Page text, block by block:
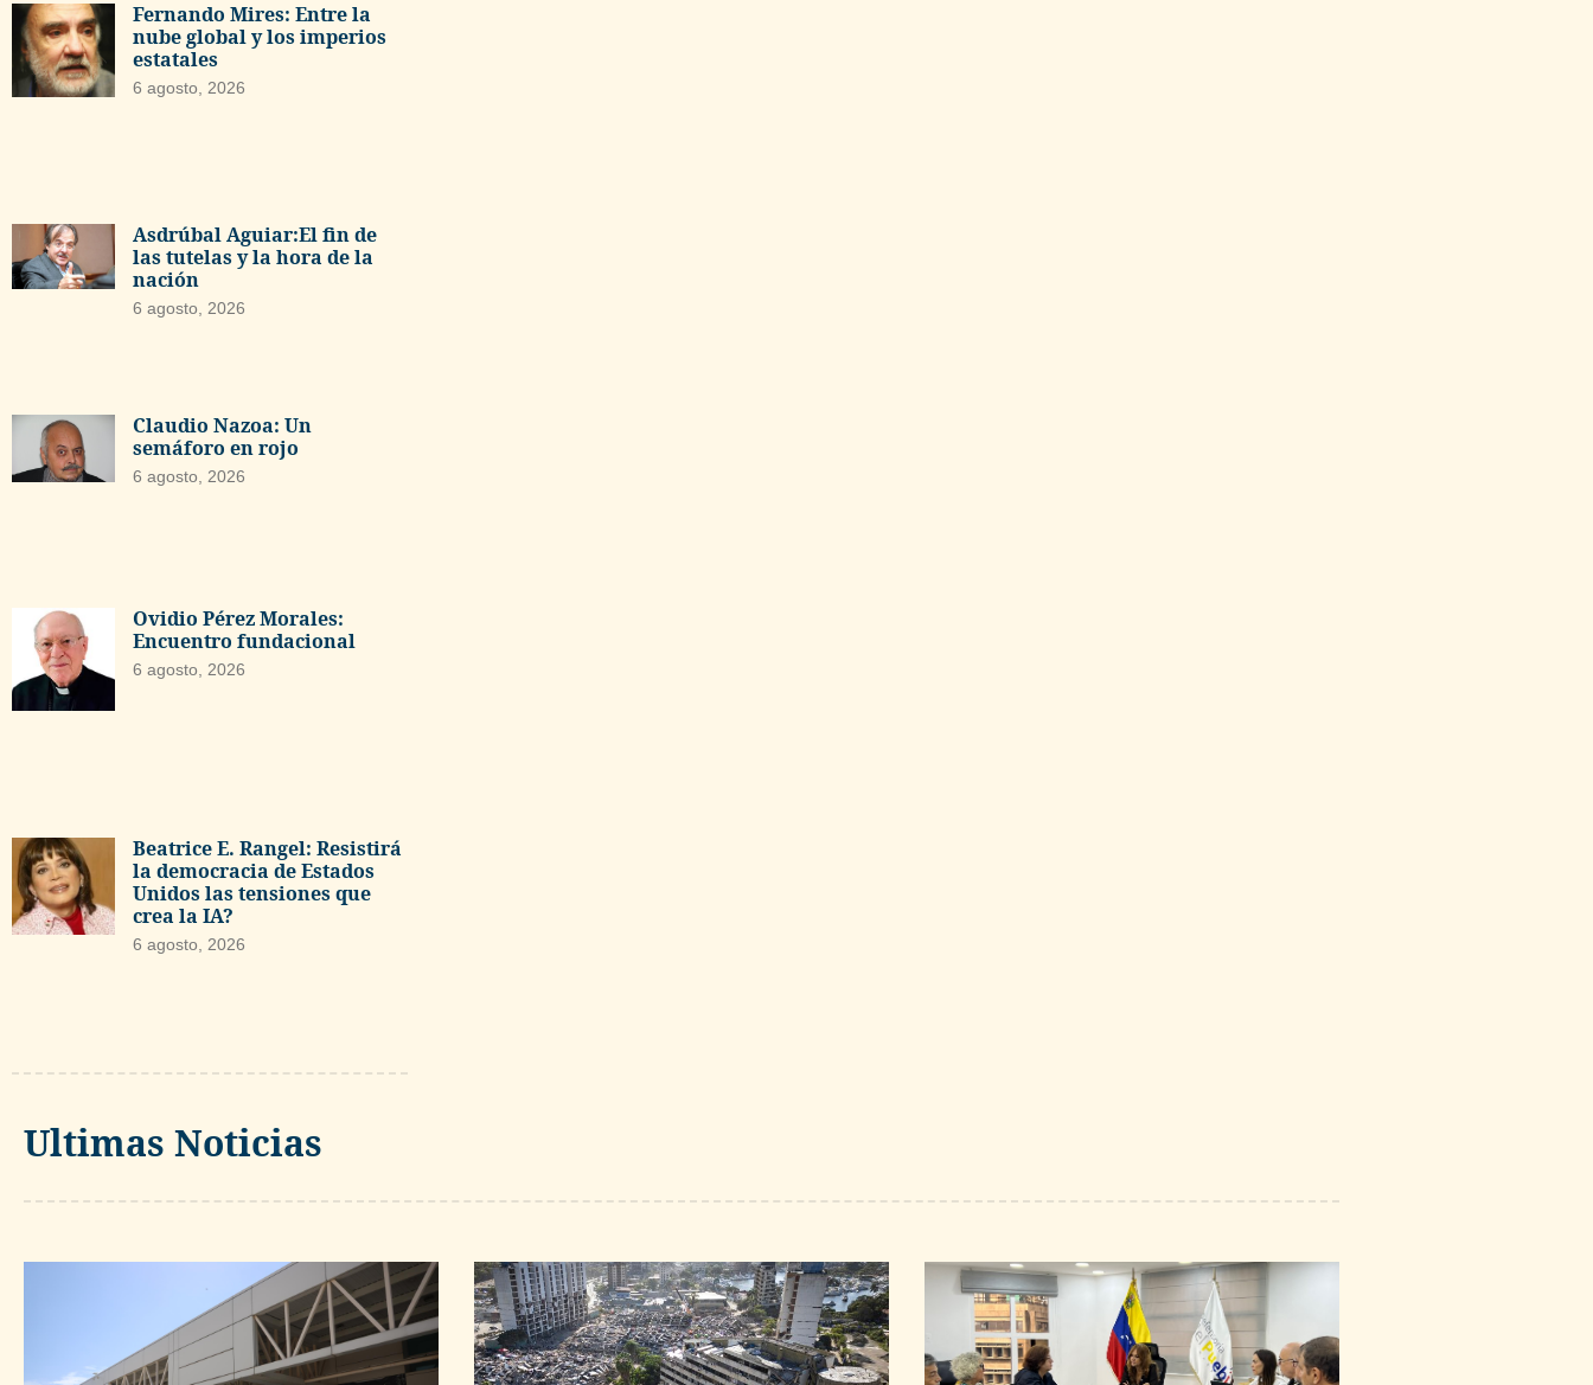
Fernando Mires: Entre la
nube global y los imperios
estatales
6 agosto, 2026
Asdrúbal Aguiar:El fin de
las tutelas y la hora de la
nación
6 agosto, 2026
Claudio Nazoa: Un
semáforo en rojo
6 agosto, 2026
Ovidio Pérez Morales:
Encuentro fundacional
6 agosto, 2026
Beatrice E. Rangel: Resistirá
la democracia de Estados
Unidos las tensiones que
crea la IA?
6 agosto, 2026
Ultimas Noticias